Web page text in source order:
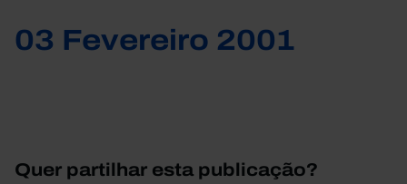
03 Fevereiro 2001
Quer partilhar esta publicação?